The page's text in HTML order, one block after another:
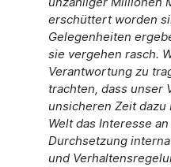
erschüttert worden
Gelegenheiten
sie vergehen rasch.
Verantwortung zu
trachten, dass unser
unsicheren Zeit
Welt das Interesse
Durchsetzung
und